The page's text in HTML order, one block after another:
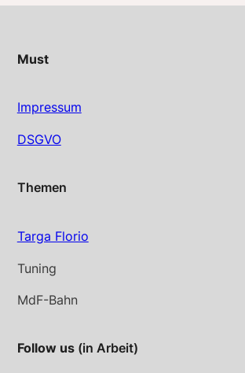
Must
Impressum
DSGVO
Themen
Targa Florio
Tuning
MdF-Bahn
Follow us(in Arbeit)